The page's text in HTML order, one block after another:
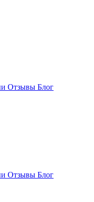
Отзывы Блог
Отзывы Блог